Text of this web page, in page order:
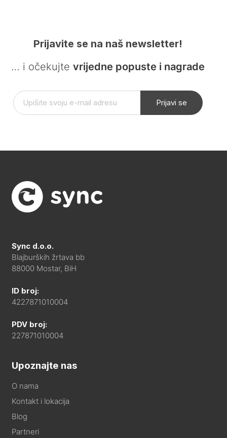
Prijavite se na naš newsletter!
… i očekujte vrijedne popuste i nagrade
Prijavi se
Sync d.o.o.
Blajburških žrtava bb
88000 Mostar, BiH
ID broj:
4227871010004
PDV broj:
227871010004
Upoznajte nas
O nama
Kontakt i lokacija
Blog
Partneri